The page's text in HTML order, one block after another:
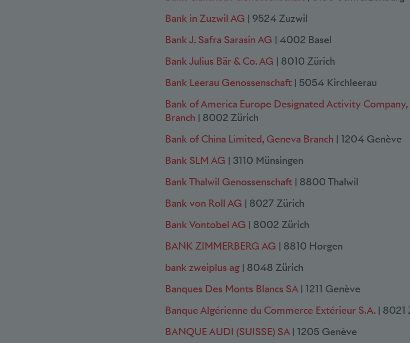
Bank in Zuzwil AG | 9524 Zuzwil
Bank J. Safra Sarasin AG | 4002 Basel
Bank Julius Bär & Co. AG | 8010 Zürich
Bank Leerau Genossenschaft | 5054 Kirchleerau
Bank of America Europe Designated Activity
Branch | 8002 Zürich
Bank of China Limited, Geneva Branch | 1204 Genève
Bank SLM AG | 3110 Münsingen
Bank Thalwil Genossenschaft | 8800 Thalwil
Bank von Roll AG | 8027 Zürich
Bank Vontobel AG | 8002 Zürich
BANK ZIMMERBERG AG | 8810 Horgen
bank zweiplus ag | 8048 Zürich
Banques Des Monts Blancs SA| 1211 Genève
Banque Algérienne du Commerce Extérieur S.A. | 8021
BANQUE AUDI (SUISSE) SA| 1205 Genève